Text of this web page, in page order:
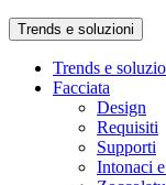
Trends e soluzioni
Trends e
Facciata
Design
Requisiti
Supporti
Intonaci